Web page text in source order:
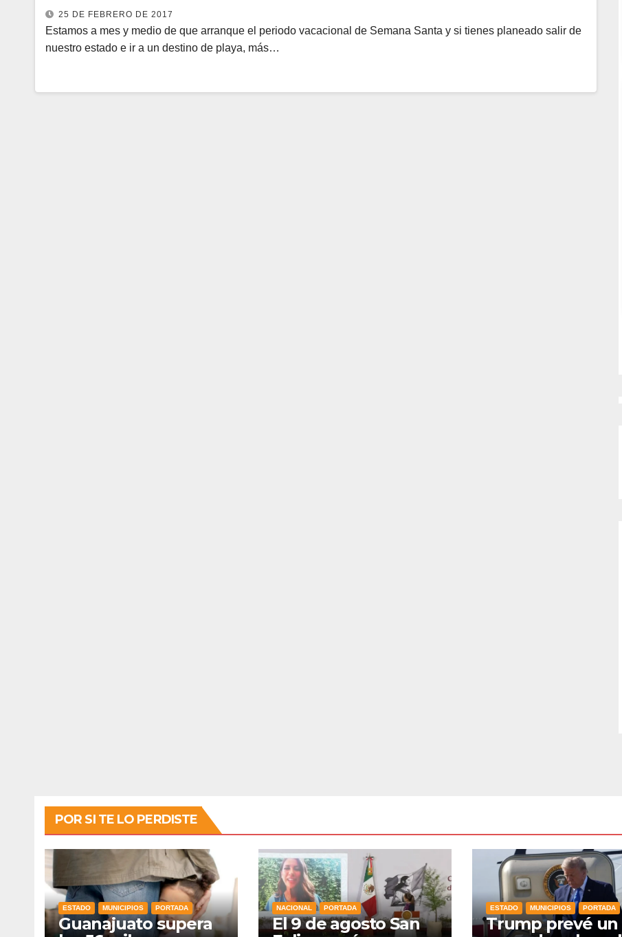
25 DE FEBRERO DE 2017
Estamos a mes y medio de que arranque el periodo vacacional de Semana Santa y si tienes planeado salir de
nuestro estado e ir a un destino de playa, más…
POR SI TE LO PERDISTE
ESTADO MUNICIPIOS PORTADA
Guanajuato supera
NACIONAL PORTADA
El 9 de agosto San
ESTADO MUNICIPIOS PORTADA
Trump prevé un